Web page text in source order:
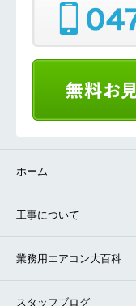
ホーム
工事について
業務用エアコン大百科
スタッフブログ